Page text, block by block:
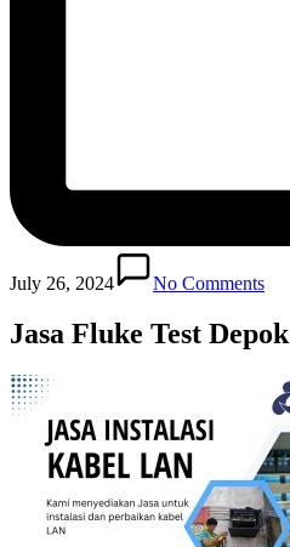
July 26, 2024 No Comments
Jasa Fluke Test Depok